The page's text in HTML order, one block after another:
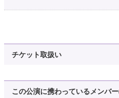
チケット取扱い
この公演に携わっているメンバー